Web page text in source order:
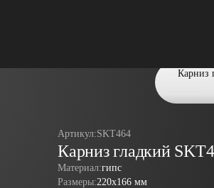
Артикул:SKT464
Карниз гладкий
Материал:гипс
Размеры:220x166 мм
Карниз